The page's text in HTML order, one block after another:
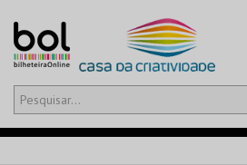
Olá,iniciar sessão